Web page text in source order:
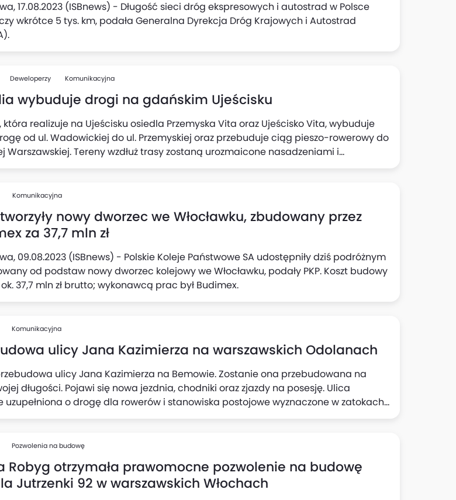
17.08.2023 (ISBnews) - Długość sieci dróg ekspresowych i autostrad w Polsce
wkrótce 5 tys. km, podała Generalna Dyrekcja Dróg Krajowych i Autostrad
Deweloperzy Komunikacyjna
wybuduje drogi na gdańskim Ujeścisku
która realizuje na Ujeścisku osiedla Przemyska Vita oraz Ujeścisko Vita, wybuduje
od ul. Wadowickiej do ul. Przemyskiej oraz przebuduje ciąg pieszo-rowerowy do
Warszawskiej. Tereny wzdłuż trasy zostaną urozmaicone nasadzeniami i
małej architektury. Termin realizacji tej inwestycji zaplanowano do końca 2026
Komunikacyjna
nowy dworzec we Włocławku, zbudowany przez
za 37,7 mln zł
09.08.2023 (ISBnews) - Polskie Koleje Państwowe SA udostępniły dziś podróżnym
od podstaw nowy dworzec kolejowy we Włocławku, podały PKP. Koszt budowy
ok. 37,7 mln zł brutto; wykonawcą prac był Budimex.
Komunikacyjna
ulicy Jana Kazimierza na warszawskich Odolanach
ulicy Jana Kazimierza na Bemowie. Zostanie ona przebudowana na
długości. Pojawi się nowa jezdnia, chodniki oraz zjazdy na posesję. Ulica
uzupełniona o drogę dla rowerów i stanowiska postojowe wyznaczone w zatokach
Na przejściach zastosowane będą elementy uspokojenia ruchu w postaci
cały czas trwania robót ulica będzie przejezdna.
Pozwolenia na budowę
Robyg otrzymała prawomocne pozwolenie na budowę
Jutrzenki 92 w warszawskich Włochach